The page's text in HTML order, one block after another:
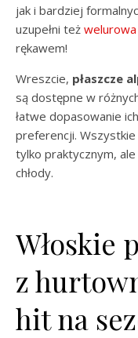
jak i bardziej
uzupełni też welurowa
rękawem!
Wreszcie, płaszcze
są dostępne w
łatwe dopasowanie
preferencji.
tylko praktycznym,
chłody.
Włoskie
z
hit na